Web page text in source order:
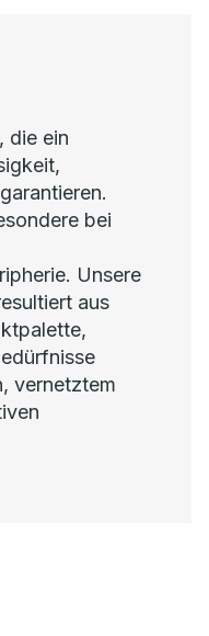
die ein
bei
Unsere
aus
vernetztem